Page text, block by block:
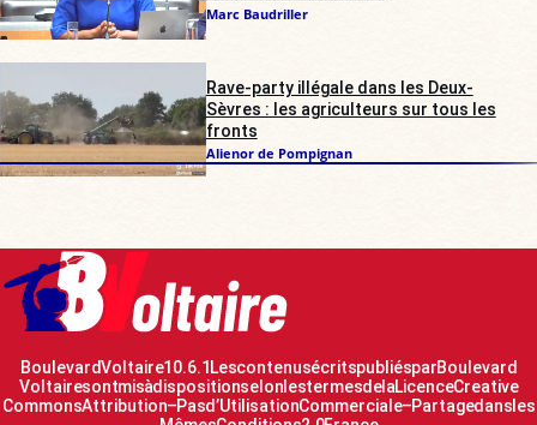
Marc Baudriller
Rave-party illégale dans les Deux-
Sèvres : les agriculteurs sur tous les
fronts
Alienor de Pompignan
Boulevard Voltaire 10.6.1 Les contenus écrits publiés par Boulevard
Voltaire sont mis à disposition selon les termes de la Licence Creative
Commons Attribution – Pas d’Utilisation Commerciale – Partage dans les